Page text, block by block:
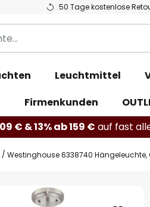
50 Tage kostenlose
Leuchtmittel
Firmenkunden
€ & 13% ab 159 € auf fast
Westinghouse 6338740 Hängeleuchte,